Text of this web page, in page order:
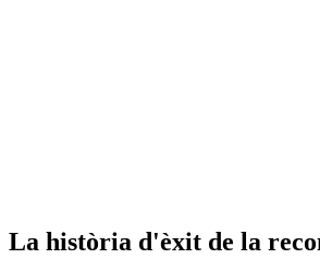
La història d'èxit de la